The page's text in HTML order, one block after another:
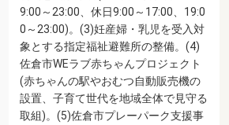
9:00～23:00、休日9:00～17:00、19:0
0～23:00)。(3)妊産婦・乳児を受入対
象とする指定福祉避難所の整備。(4)
佐倉市WEラブ赤ちゃんプロジェクト
(赤ちゃんの駅やおむつ自動販売機の
設置、子育て世代を地域全体で見守る
取組)。(5)佐倉市プレーパーク支援事